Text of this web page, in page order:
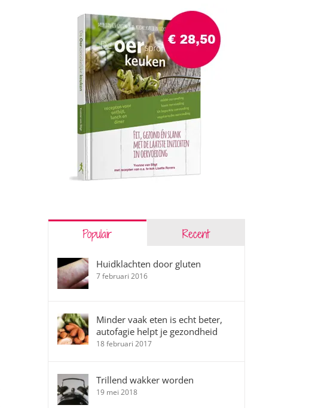
Populair Recent
Huidklachten door gluten
7 februari 2016
Minder vaak eten is echt beter,
autofagie helpt je gezondheid
18 februari 2017
Trillend wakker worden
19 mei 2018